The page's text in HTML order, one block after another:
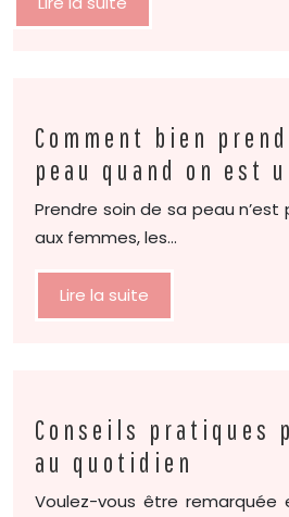
Comment bien
peau quand on est
Prendre soin de sa peau
aux femmes, les…
Lire la suite
Conseils pratiques
au quotidien
Voulez-vous être